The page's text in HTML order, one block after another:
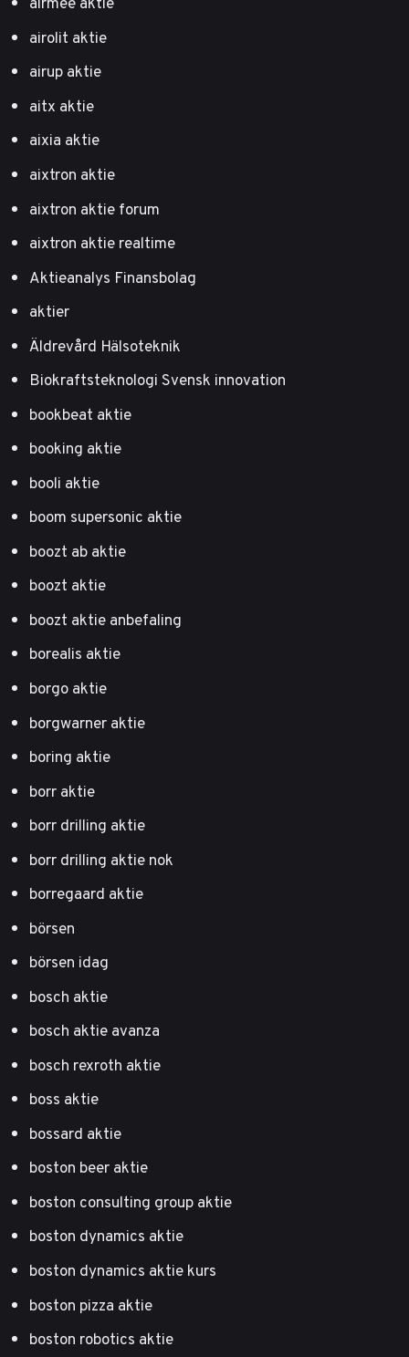
airolit aktie
airup aktie
aitx aktie
aixia aktie
aixtron aktie
aixtron aktie forum
aixtron aktie realtime
Aktieanalys Finansbolag
aktier
Äldrevård Hälsoteknik
Biokraftsteknologi Svensk innovation
bookbeat aktie
booking aktie
booli aktie
boom supersonic aktie
boozt ab aktie
boozt aktie
boozt aktie anbefaling
borealis aktie
borgo aktie
borgwarner aktie
boring aktie
borr aktie
borr drilling aktie
borr drilling aktie nok
borregaard aktie
börsen
börsen idag
bosch aktie
bosch aktie avanza
bosch rexroth aktie
boss aktie
bossard aktie
boston beer aktie
boston consulting group aktie
boston dynamics aktie
boston dynamics aktie kurs
boston pizza aktie
boston robotics aktie